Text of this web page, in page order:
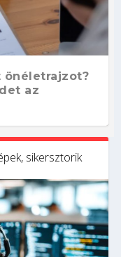
önéletrajzot?
az
sikersztorik